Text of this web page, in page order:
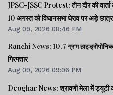
JPSC-JSSC Protest: तीन दौर की वार्ता
10 अगस्त को विधानसभा घेराव पर अड़े छात्र
Aug 09, 2026 08:46 PM
Ranchi News: 10.7 ग्राम
गिरफ्तार
Aug 09, 2026 09:06 PM
Deoghar News: श्रावणी मेला में ड्यूटी